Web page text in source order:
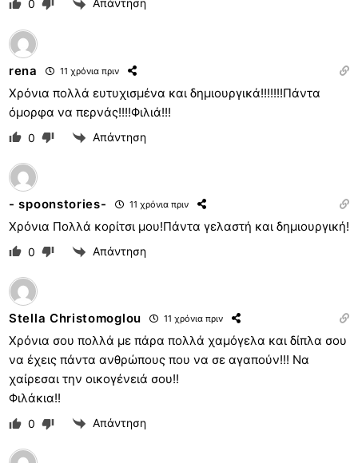
0 Απάντηση
rena 11 χρόνια πριν
Χρόνια πολλά ευτυχισμένα και δημιουργικά!!!!!!!Πάντα
όμορφα να περνάς!!!!Φιλιά!!!
0 Απάντηση
- spoonstories- 11 χρόνια πριν
Χρόνια Πολλά κορίτσι μου!Πάντα γελαστή και δημιουργική!
0 Απάντηση
Stella Christomoglou 11 χρόνια πριν
Χρόνια σου πολλά με πάρα πολλά χαμόγελα και δίπλα σου
να έχεις πάντα ανθρώπους που να σε αγαπούν!!! Να
χαίρεσαι την οικογένειά σου!!
Φιλάκια!!
0 Απάντηση